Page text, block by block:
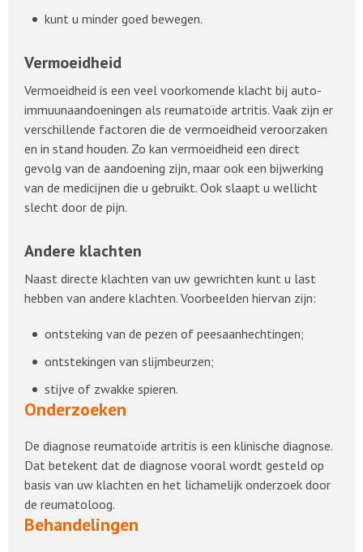
kunt u minder goed bewegen.
Vermoeidheid
Vermoeidheid is een veel voorkomende klacht bij auto-
immuunaandoeningen als reumatoïde artritis. Vaak zijn er
verschillende factoren die de vermoeidheid veroorzaken
en in stand houden. Zo kan vermoeidheid een direct
gevolg van de aandoening zijn, maar ook een bijwerking
van de medicijnen die u gebruikt. Ook slaapt u wellicht
slecht door de pijn.
Andere klachten
Naast directe klachten van uw gewrichten kunt u last
hebben van andere klachten. Voorbeelden hiervan zijn:
ontsteking van de pezen of peesaanhechtingen;
ontstekingen van slijmbeurzen;
stijve of zwakke spieren.
Onderzoeken
De diagnose reumatoïde artritis is een klinische diagnose.
Dat betekent dat de diagnose vooral wordt gesteld op
basis van uw klachten en het lichamelijk onderzoek door
de reumatoloog.
Behandelingen